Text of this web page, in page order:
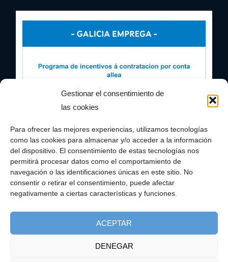
Gestionar el consentimiento de
las cookies
Para ofrecer las mejores experiencias, utilizamos tecnologías
como las cookies para almacenar y/o acceder a la información
del dispositivo. El consentimiento de estas tecnologías nos
permitirá procesar datos como el comportamiento de
navegación o las identificaciones únicas en este sitio. No
consentir o retirar el consentimiento, puede afectar
negativamente a ciertas características y funciones.
ACEPTAR
DENEGAR